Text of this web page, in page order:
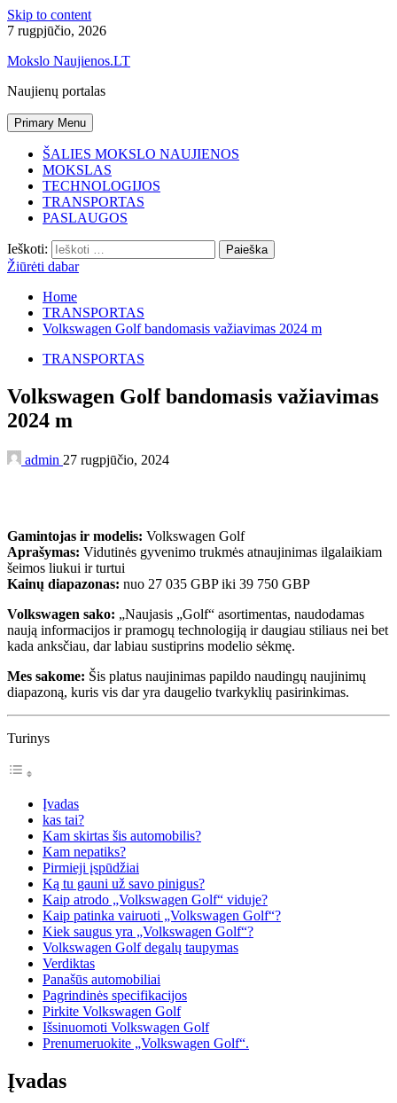
Skip to content
7 rugpjūčio, 2026
Mokslo Naujienos.LT
Naujienų portalas
Primary Menu
ŠALIES MOKSLO NAUJIENOS
MOKSLAS
TECHNOLOGIJOS
TRANSPORTAS
PASLAUGOS
Ieškoti:
Žiūrėti dabar
Home
TRANSPORTAS
Volkswagen Golf bandomasis važiavimas 2024 m
TRANSPORTAS
Volkswagen Golf bandomasis važiavimas
2024 m
admin 27 rugpjūčio, 2024
Gamintojas ir modelis: Volkswagen Golf
Aprašymas: Vidutinės gyvenimo trukmės atnaujinimas ilgalaikiam
šeimos liukui ir turtui
Kainų diapazonas: nuo 27 035 GBP iki 39 750 GBP
Volkswagen sako: „Naujasis „Golf“ asortimentas, naudodamas
naują informacijos ir pramogų technologiją ir daugiau stiliaus nei bet
kada anksčiau, dar labiau sustiprins modelio sėkmę.
Mes sakome: Šis platus naujinimas papildo naudingų naujinimų
diapazoną, kuris vis dar yra daugelio tvarkyklių pasirinkimas.
Turinys
Įvadas
kas tai?
Kam skirtas šis automobilis?
Kam nepatiks?
Pirmieji įspūdžiai
Ką tu gauni už savo pinigus?
Kaip atrodo „Volkswagen Golf“ viduje?
Kaip patinka vairuoti „Volkswagen Golf“?
Kiek saugus yra „Volkswagen Golf“?
Volkswagen Golf degalų taupymas
Verdiktas
Panašūs automobiliai
Pagrindinės specifikacijos
Pirkite Volkswagen Golf
Išsinuomoti Volkswagen Golf
Prenumeruokite „Volkswagen Golf“.
Įvadas